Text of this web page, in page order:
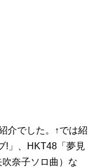
介でした。↑では紹
!」、HKT48「夢見
奈子ソロ曲）な